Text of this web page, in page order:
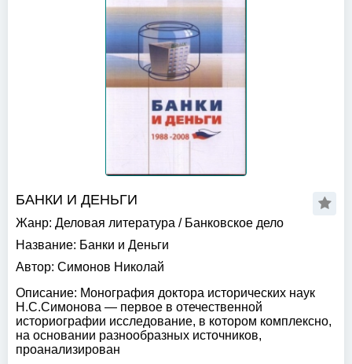
БАНКИ И ДЕНЬГИ
Жанр: Деловая литература / Банковское дело
Название: Банки и Деньги
Автор: Симонов Николай
Описание: Монография доктора исторических наук
Н.С.Симонова — первое в отечественной
историографии исследование, в котором комплексно,
на основании разнообразных источников,
проанализирован